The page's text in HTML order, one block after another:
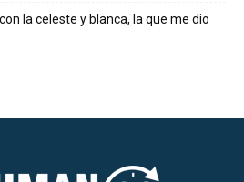
la celeste y blanca, la que me dio